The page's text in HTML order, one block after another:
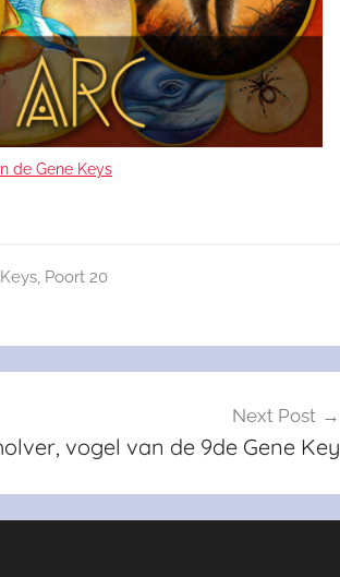
de Gene Keys
, Poort 20
Next Post
vogel van de 9de Gene Key